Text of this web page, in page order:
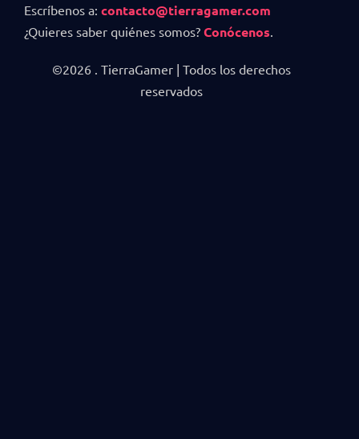
Escríbenos a: contacto@tierragamer.com
¿Quieres saber quiénes somos? Conócenos
©2026 . TierraGamer | Todos los derechos
reservados